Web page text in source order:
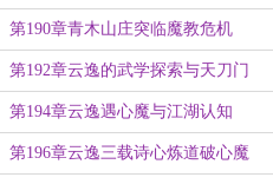
第190章青木山庄突临魔教危机
第192章云逸的武学探索与天刀门
第194章云逸遇心魔与江湖认知
第196章云逸三载诗心炼道破心魔